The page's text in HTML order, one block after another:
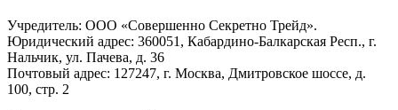
Учредитель: ООО «Совершенно Секретно Трейд».
Юридический адрес: 360051, Кабардино-Балкарская Респ., г.
Нальчик, ул. Пачева, д. 36
Почтовый адрес: 127247, г. Москва, Дмитровское шоссе, д.
100, стр. 2